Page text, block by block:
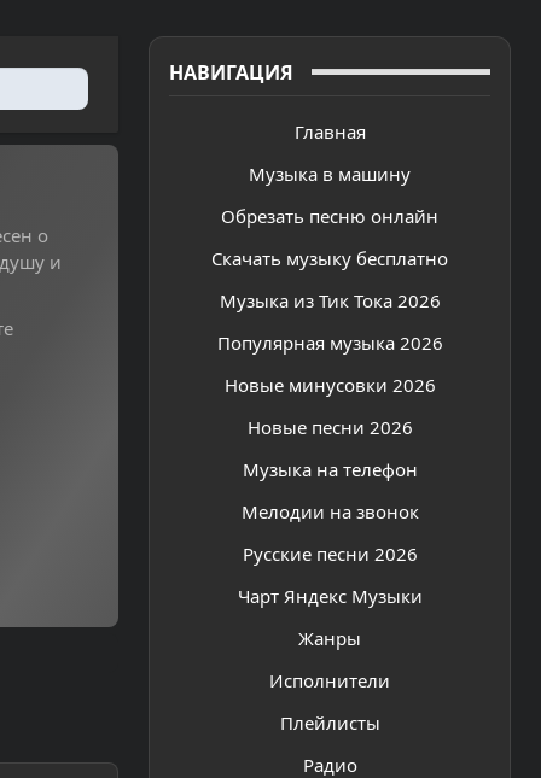
НАВИГАЦИЯ
Главная
Музыка в машину
Обрезать песню онлайн
Скачать музыку бесплатно
Музыка из Тик Тока 2026
Популярная музыка 2026
Новые минусовки 2026
Новые песни 2026
Музыка на телефон
Мелодии на звонок
Русские песни 2026
Чарт Яндекс Музыки
Жанры
Исполнители
Плейлисты
Радио
о
и